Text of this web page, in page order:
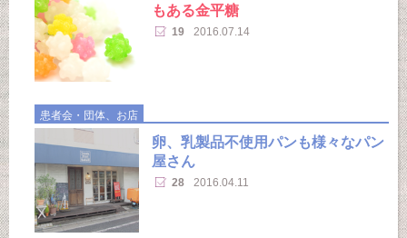
もある金平糖
19 2016.07.14
患者会・団体、お店
卵、乳製品不使用パンも様々なパン
屋さん
28 2016.04.11